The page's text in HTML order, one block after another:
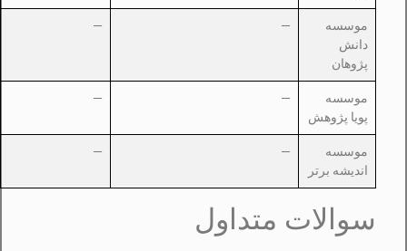
موسسه
دانش
پژوهان
—
—
موسسه
پویا پژوهش
—
—
موسسه
اندیشه برتر
—
—
سوالات متداول